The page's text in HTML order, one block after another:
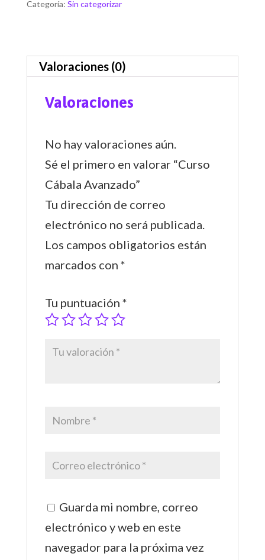
cantidad
Categoría: Sin categorizar
Valoraciones (0)
Valoraciones
No hay valoraciones aún.
Sé el primero en valorar “Curso
Cábala Avanzado”
Tu dirección de correo
electrónico no será publicada.
Los campos obligatorios están
marcados con *
Tu puntuación *
Guarda mi nombre, correo
electrónico y web en este
navegador para la próxima vez